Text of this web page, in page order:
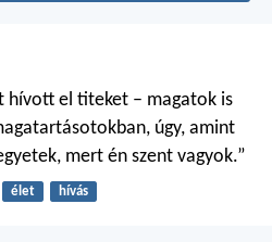
hívott el titeket – magatok is
úgy, amint
mert én szent vagyok.”
élet hívás